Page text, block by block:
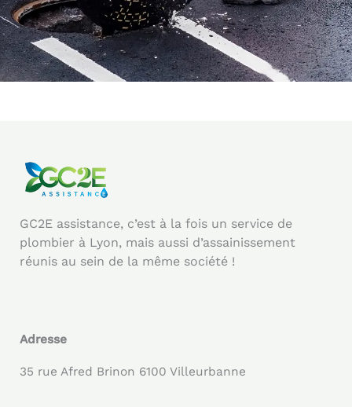
GC2E assistance, c’est à la fois un service de
plombier à Lyon, mais aussi d’assainissement
réunis au sein de la même société !
Adresse
35 rue Afred Brinon 6100 Villeurbanne